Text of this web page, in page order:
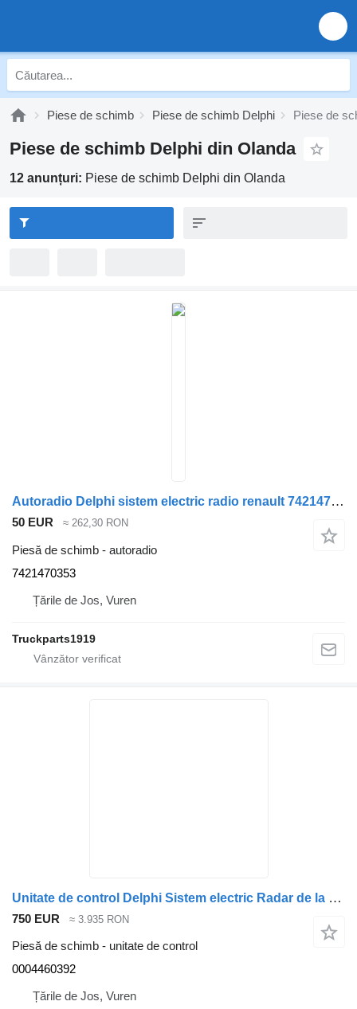
Piese de schimb Piese de schimb Delphi Piese de
Piese de schimb Delphi din Olanda
12 anunțuri: Piese de schimb Delphi din Olanda
Autoradio Delphi sistem electric radio renault 7421470353 pentru camion
50 EUR ≈ 262,30 RON
Piesă de schimb - autoradio
7421470353
Țările de Jos, Vuren
Truckparts1919
Unitate de control Delphi Sistem electric Radar de la distanță MB 0004460392 pentru camion
750 EUR ≈ 3.935 RON
Piesă de schimb - unitate de control
0004460392
Țările de Jos, Vuren